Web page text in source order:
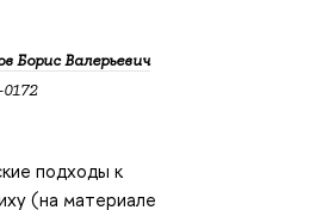
Борис Валерьевич
подходы к
(на материале